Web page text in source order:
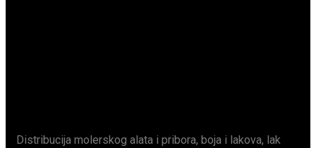
Distribucija molerskog alata i pribora, boja i lakova, lak